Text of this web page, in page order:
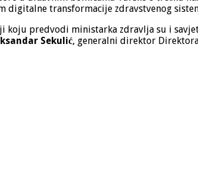
digitalne transformacije zdravstvenog
koju predvodi ministarka zdravlja su i
Sekulić, generalni direktor